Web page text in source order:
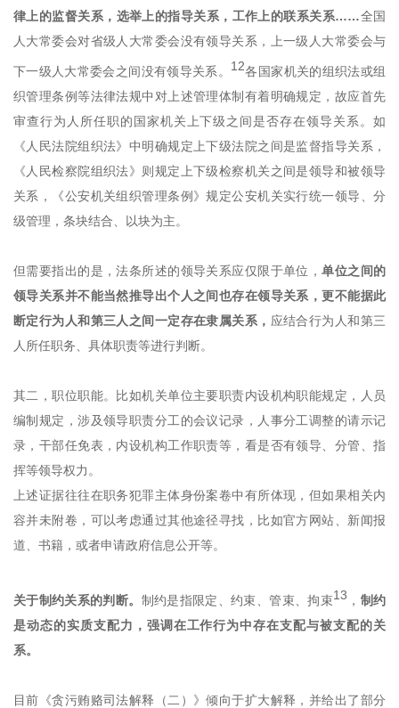
律上的监督关系，选举上的指导关系，工作上的联系关系……全国
人大常委会对省级人大常委会没有领导关系，上一级人大常委会与
下一级人大常委会之间没有领导关系。 12各国家机关的组织法或组
织管理条例等法律法规中对上述管理体制有着明确规定，故应首先
审查行为人所任职的国家机关上下级之间是否存在领导关系。如
《人民法院组织法》中明确规定上下级法院之间是监督指导关系，
《人民检察院组织法》则规定上下级检察机关之间是领导和被领导
关系，《公安机关组织管理条例》规定公安机关实行统一领导、分
级管理，条块结合、以块为主。
但需要指出的是，法条所述的领导关系应仅限于单位，单位之间的
领导关系并不能当然推导出个人之间也存在领导关系，更不能据此
断定行为人和第三人之间一定存在隶属关系， 应结合行为人和第三
人所任职务、具体职责等进行判断。
其二，职位职能。比如机关单位主要职责内设机构职能规定，人员
编制规定，涉及领导职责分工的会议记录，人事分工调整的请示记
录，干部任免表，内设机构工作职责等，看是否有领导、分管、指
挥等领导权力。
上述证据往往在职务犯罪主体身份案卷中有所体现，但如果相关内
容并未附卷，可以考虑通过其他途径寻找，比如官方网站、新闻报
道、书籍，或者申请政府信息公开等。
关于制约关系的判断。 制约是指限定、约束、管束、拘束13 ， 制约
是动态的实质支配力，强调在工作行为中存在支配与被支配的关
系。
目前《贪污贿赂司法解释（二）》倾向于扩大解释，并给出了部分